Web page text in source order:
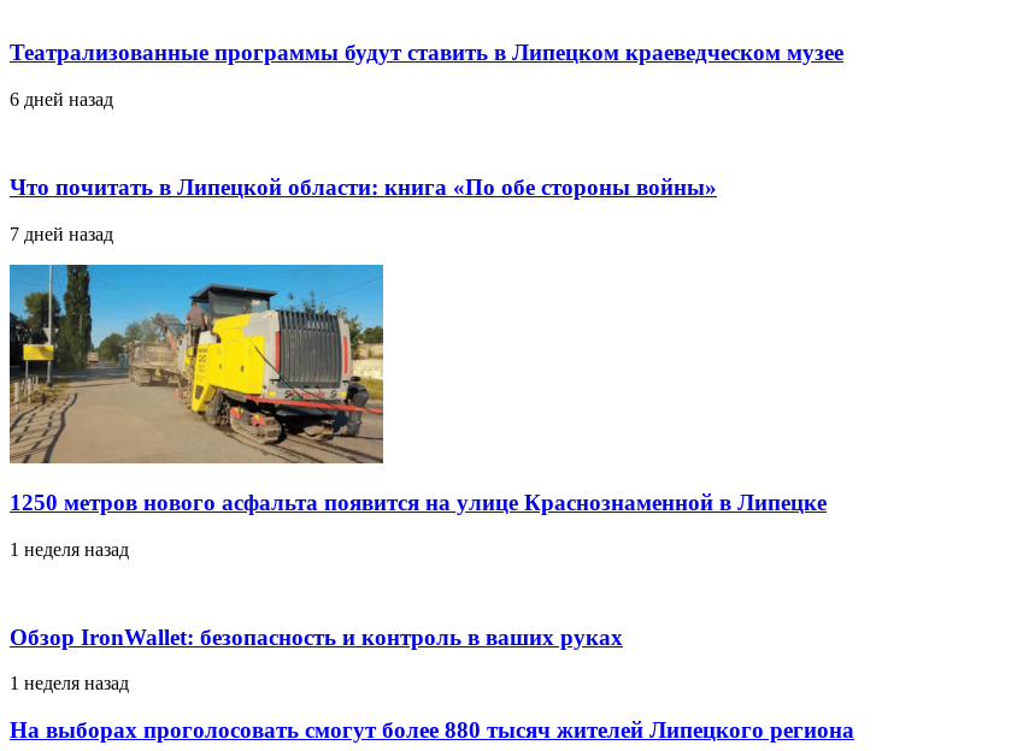
Театрализованные программы будут ставить в Липецком краеведческом музее
6 дней назад
Что почитать в Липецкой области: книга «По обе стороны войны»
7 дней назад
1250 метров нового асфальта появится на улице Краснознаменной в Липецке
1 неделя назад
Обзор IronWallet: безопасность и контроль в ваших руках
1 неделя назад
На выборах проголосовать смогут более 880 тысяч жителей Липецкого региона